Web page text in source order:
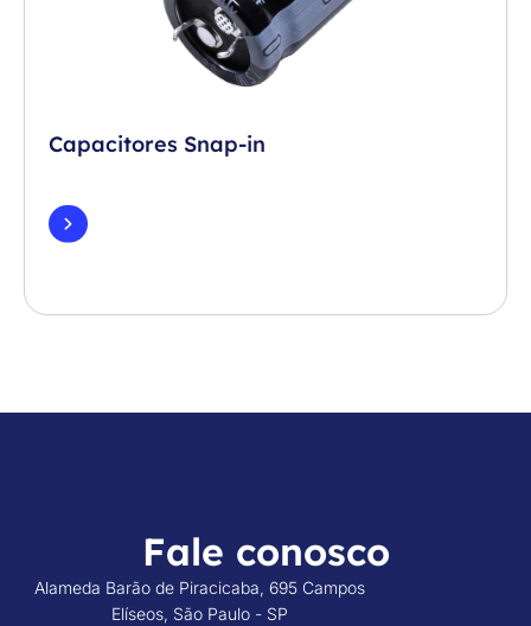
Capacitores Snap-in
Fale conosco
Alameda Barão de Piracicaba, 695 Campos
Elíseos, São Paulo - SP